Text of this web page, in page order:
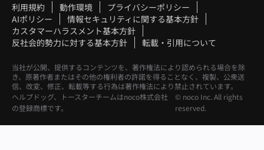
利用規約 動作環境
プライバシーポリシー
AIポリシー
情報セキュリティに関する基本方針
カスタマーハラスメント基本方針
反社会的勢力に対する基本方針
転載・引用について
当社が公開、提供するコンテンツを、著作権法により認められる場合を除
き、原著作者またはその他の権利者の許諾を得ることなく、複製、公衆送
信、改変、修正、転載等する行為は著作権法により禁止されています。
ヘルプドッグ、トースターチームはnoco株式会社
の登録商標です。
© noco Inc. All rights
reserved.